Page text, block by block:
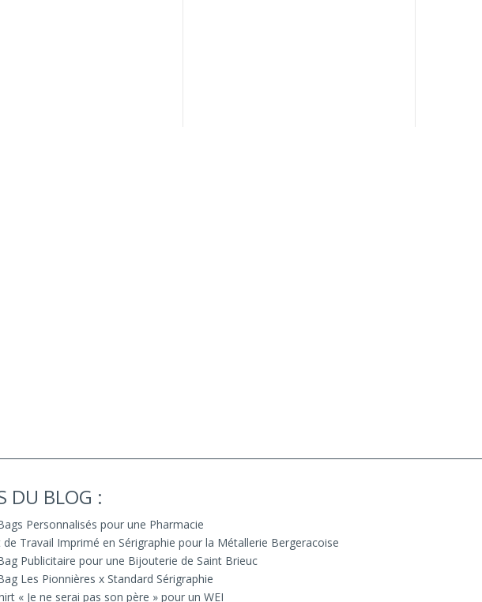
DU BLOG :
Personnalisés pour une Pharmacie
de Travail Imprimé en Sérigraphie pour la Métallerie Bergeracoise
Publicitaire pour une Bijouterie de Saint Brieuc
Les Pionnières x Standard Sérigraphie
« Je ne serai pas son père » pour un WEI